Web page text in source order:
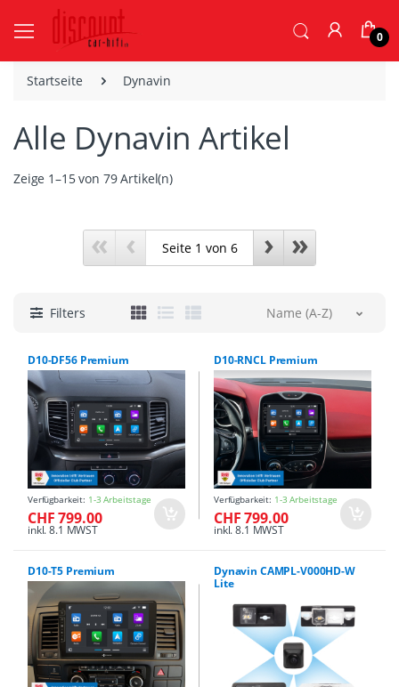
0
Startseite Dynavin
Alle Dynavin Artikel
Zeige 1–15 von 79 Artikel(n)
« ‹ › »
Filters Name (A-Z)
D10-DF56 Premium
Verfügbarkeit: 1-3 Arbeitstage
CHF 799.00
inkl. 8.1 MWST
D10-RNCL Premium
Verfügbarkeit: 1-3 Arbeitstage
CHF 799.00
inkl. 8.1 MWST
D10-T5 Premium
Dynavin CAMPL-V000HD-W
Lite